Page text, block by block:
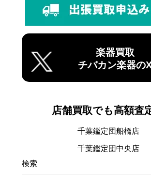
楽器買取
チバカン楽器の
店舗買取でも高額査
千葉鑑定団船橋店
千葉鑑定団中央店
検索